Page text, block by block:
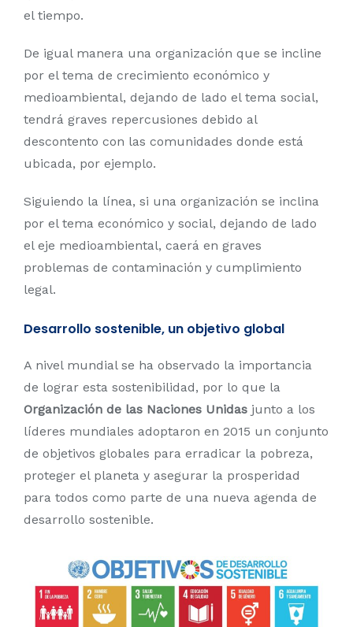
el tiempo.
De igual manera una organización que se incline
por el tema de crecimiento económico y
medioambiental, dejando de lado el tema social,
tendrá graves repercusiones debido al
descontento con las comunidades donde está
ubicada, por ejemplo.
Siguiendo la línea, si una organización se inclina
por el tema económico y social, dejando de lado
el eje medioambiental, caerá en graves
problemas de contaminación y cumplimiento
legal.
Desarrollo sostenible, un objetivo global
A nivel mundial se ha observado la importancia
de lograr esta sostenibilidad, por lo que la
Organización de las Naciones Unidas junto a los
líderes mundiales adoptaron en 2015 un conjunto
de objetivos globales para erradicar la pobreza,
proteger el planeta y asegurar la prosperidad
para todos como parte de una nueva agenda de
desarrollo sostenible.